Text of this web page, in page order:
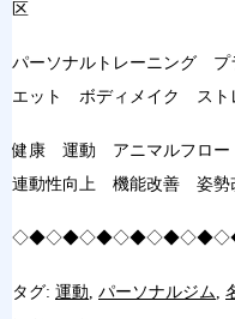
区
パーソナルトレーニング
エット ボディメイク スト
健康 運動 アニマルフロ
連動性向上 機能改善 姿勢
タグ: 運動, パーソナルジム,